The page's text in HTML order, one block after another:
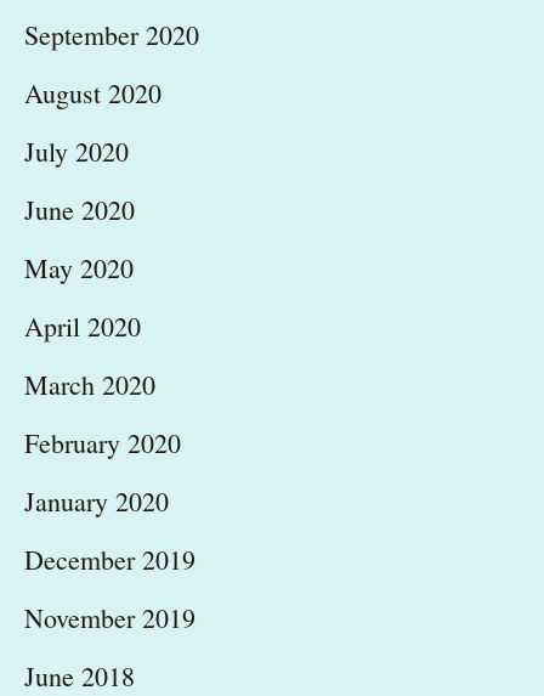
September 2020
August 2020
July 2020
June 2020
May 2020
April 2020
March 2020
February 2020
January 2020
December 2019
November 2019
June 2018